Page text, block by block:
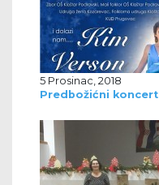
5 Prosinac, 2018
Predbožićni koncert